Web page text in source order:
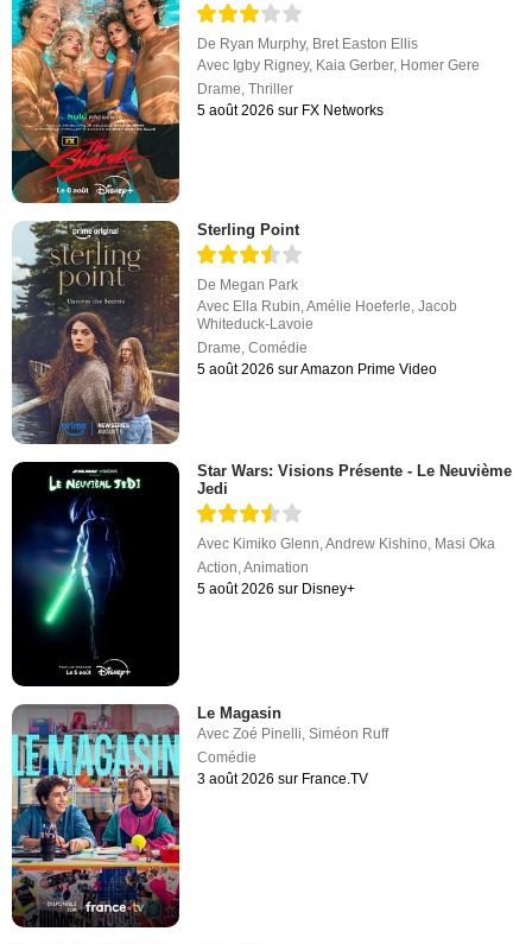
De Ryan Murphy, Bret Easton Ellis
Avec Igby Rigney, Kaia Gerber, Homer Gere
Drame,Thriller
5 août 2026 sur FX Networks
Sterling Point
De Megan Park
Avec Ella Rubin,Amélie Hoeferle,Jacob
Whiteduck-Lavoie
Drame,Comédie
5 août 2026 sur Amazon Prime Video
Star Wars: Visions Présente - Le Neuvième
Jedi
Avec Kimiko Glenn,Andrew Kishino, Masi Oka
Action,Animation
5 août 2026 sur Disney+
Le Magasin
AvecZoé Pinelli ,Siméon Ruff
Comédie
3 août 2026 sur France.TV